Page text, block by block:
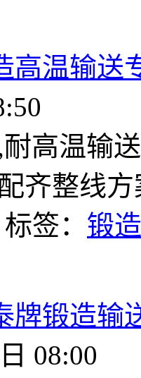
高温输送
高温输
齐整线方
标签： 锻
牌锻造输
08:00